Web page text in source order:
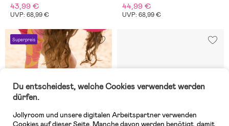
43,99 €
UVP: 68,99 €
44,99 €
UVP: 68,99 €
Superpreis
Du entscheidest, welche Cookies verwendet werden
dürfen.
Jollyroom und unsere digitalen Arbeitspartner verwenden
Cookies auf dieser Seite. Manche davon werden benötigt, damit